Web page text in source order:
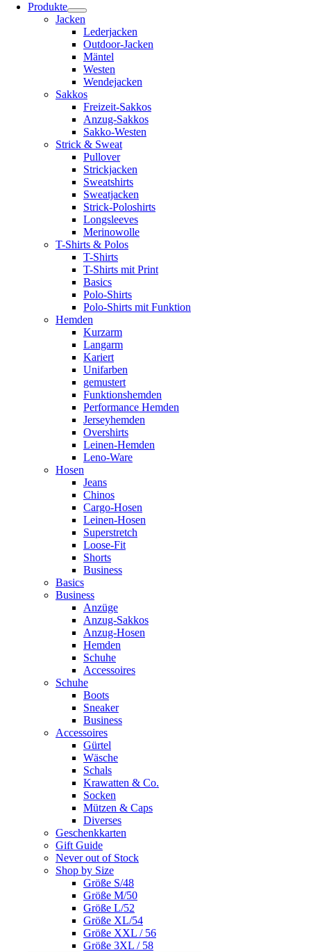
Produkte
Jacken
Lederjacken
Outdoor-Jacken
Mäntel
Westen
Wendejacken
Sakkos
Freizeit-Sakkos
Anzug-Sakkos
Sakko-Westen
Strick & Sweat
Pullover
Strickjacken
Sweatshirts
Sweatjacken
Strick-Poloshirts
Longsleeves
Merinowolle
T-Shirts & Polos
T-Shirts
T-Shirts mit Print
Basics
Polo-Shirts
Polo-Shirts mit Funktion
Hemden
Kurzarm
Langarm
Kariert
Unifarben
gemustert
Funktionshemden
Performance Hemden
Jerseyhemden
Overshirts
Leinen-Hemden
Leno-Ware
Hosen
Jeans
Chinos
Cargo-Hosen
Leinen-Hosen
Superstretch
Loose-Fit
Shorts
Business
Basics
Business
Anzüge
Anzug-Sakkos
Anzug-Hosen
Hemden
Schuhe
Accessoires
Schuhe
Boots
Sneaker
Business
Accessoires
Gürtel
Wäsche
Schals
Krawatten & Co.
Socken
Mützen & Caps
Diverses
Geschenkkarten
Gift Guide
Never out of Stock
Shop by Size
Größe S/48
Größe M/50
Größe L/52
Größe XL/54
Größe XXL / 56
Größe 3XL / 58